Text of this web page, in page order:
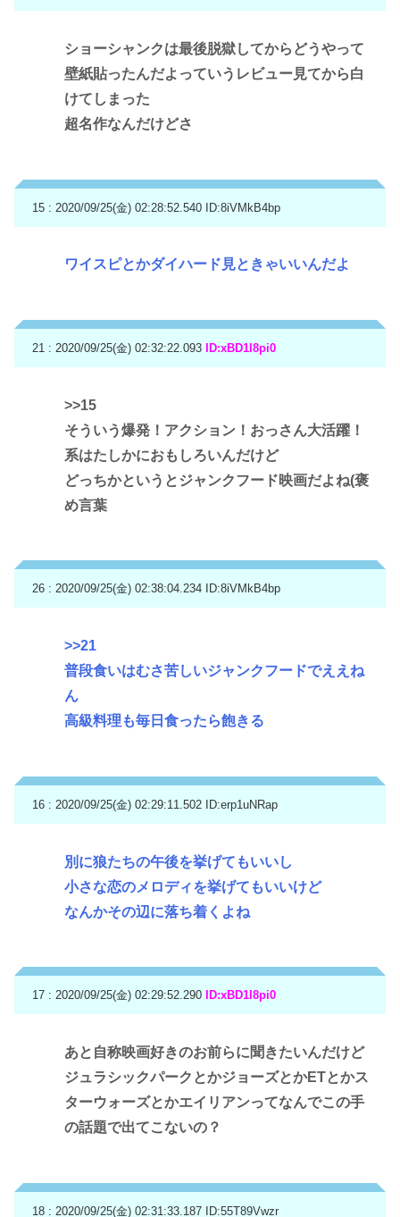
ショーシャンクは最後脱獄してからどうやって
壁紙貼ったんだよっていうレビュー見てから白
けてしまった
超名作なんだけどさ
15 : 2020/09/25(金) 02:28:52.540 ID:8iVMkB4bp
ワイスピとかダイハード見ときゃいいんだよ
21 : 2020/09/25(金) 02:32:22.093 ID:xBD1I8pi0
>>15
そういう爆発！アクション！おっさん大活躍！
系はたしかにおもしろいんだけど
どっちかというとジャンクフード映画だよね(褒
め言葉
26 : 2020/09/25(金) 02:38:04.234 ID:8iVMkB4bp
>>21
普段食いはむさ苦しいジャンクフードでええね
ん
高級料理も毎日食ったら飽きる
16 : 2020/09/25(金) 02:29:11.502 ID:erp1uNRap
別に狼たちの午後を挙げてもいいし
小さな恋のメロディを挙げてもいいけど
なんかその辺に落ち着くよね
17 : 2020/09/25(金) 02:29:52.290 ID:xBD1I8pi0
あと自称映画好きのお前らに聞きたいんだけど
ジュラシックパークとかジョーズとかETとかス
ターウォーズとかエイリアンってなんでこの手
の話題で出てこないの？
18 : 2020/09/25(金) 02:31:33.187 ID:55T89Vwzr